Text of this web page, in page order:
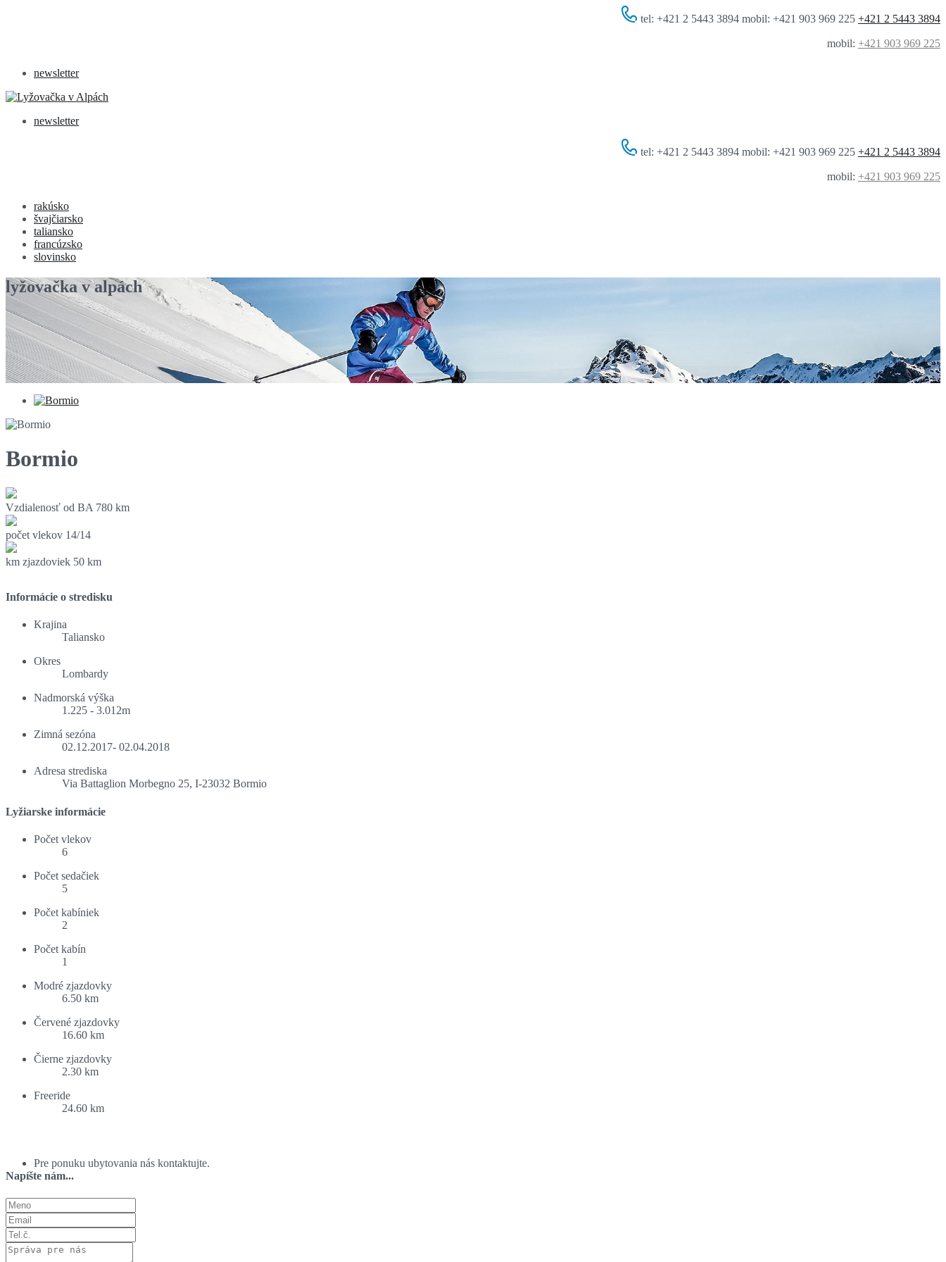
tel: +421 2 5443 3894 mobil: +421 903 969 225 +421 2 5443 3894
mobil: +421 903 969 225
newsletter
newsletter
tel: +421 2 5443 3894 mobil: +421 903 969 225 +421 2 5443 3894
mobil: +421 903 969 225
rakúsko
švajčiarsko
taliansko
francúzsko
slovinsko
lyžovačka v alpách
Bormio
Vzdialenosť od BA 780 km
počet vlekov 14/14
km zjazdoviek 50 km
Informácie o stredisku
Krajina
Taliansko
Okres
Lombardy
Nadmorská výška
1.225 - 3.012m
Zimná sezóna
02.12.2017- 02.04.2018
Adresa strediska
Via Battaglion Morbegno 25, I-23032 Bormio
Lyžiarske informácie
Počet vlekov
6
Počet sedačiek
5
Počet kabíniek
2
Počet kabín
1
Modré zjazdovky
6.50 km
Červené zjazdovky
16.60 km
Čierne zjazdovky
2.30 km
Freeride
24.60 km
Pre ponuku ubytovania nás kontaktujte.
Napíšte nám...